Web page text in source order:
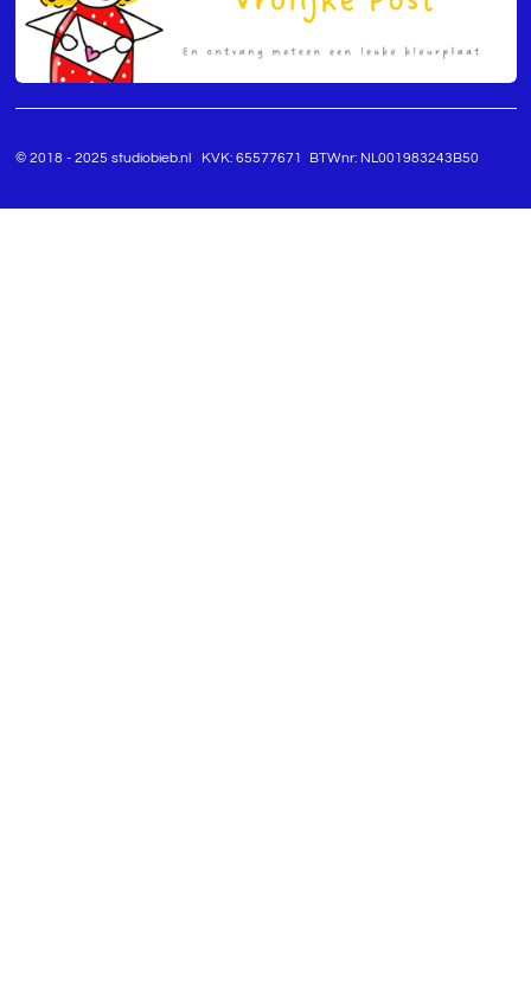
© 2018 - 2025 studiobieb.nl KVK: 65577671 BTWnr: NL001983243B50